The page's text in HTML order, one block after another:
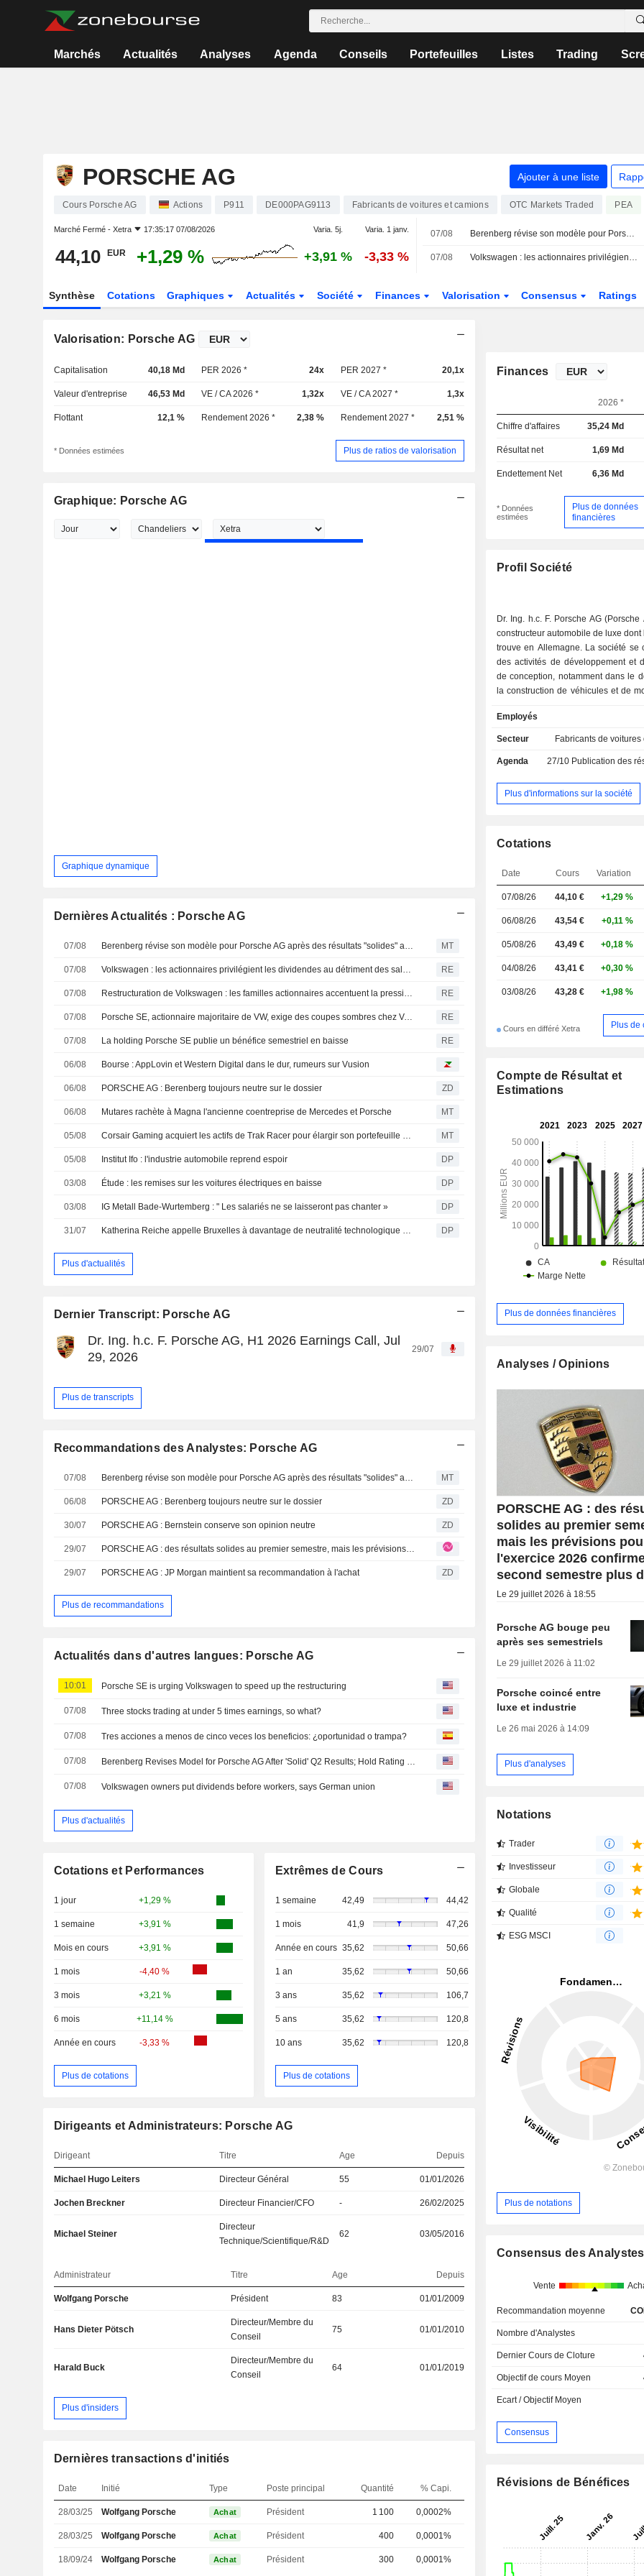
Marchés Actualités Analyses Agenda Conseils Portefeuilles Listes Trading
PORSCHE AG Ajouter à une liste
Cours Porsche AG Actions P911 DE000PAG9113 Fabricants de voitures et camions OTC Markets Traded PEA
Marché Fermé - Xetra 17:35:17 07/08/2026 Varia. 5j. Varia. 1 janv.
44,10 EUR +1,29 % +3,91 % -3,33 %
07/08 Berenberg révise son modèle pour Porsche AG après des résultats "solides" au deuxième trimestre ; recommandation "Conserver" maintenue
07/08 Volkswagen : les actionnaires privilégient les dividendes au détriment des salariés, selon le syndicat allemand IG Metall
Synthèse Cotations Graphiques Actualités Société Finances Valorisation Consensus Ratings
Valorisation: Porsche AG
Capitalisation 40,18 Md PER 2026 * 24x PER 2027 * 20,1x
Valeur d'entreprise 46,53 Md VE / CA 2026 * 1,32x VE / CA 2027 * 1,3x
Flottant 12,1 % Rendement 2026 * 2,38 % Rendement 2027 * 2,51 %
* Données estimées Plus de ratios de valorisation
Graphique: Porsche AG
Graphique dynamique
Dernières Actualités : Porsche AG
07/08 Berenberg révise son modèle pour Porsche AG après des résultats "solides" au deuxième trimestre ; recommandation "Conserver" maintenue MT
07/08 Volkswagen : les actionnaires privilégient les dividendes au détriment des salariés, selon le syndicat allemand IG Metall RE
07/08 Restructuration de Volkswagen : les familles actionnaires accentuent la pression et appellent à une action rapide RE
07/08 Porsche SE, actionnaire majoritaire de VW, exige des coupes sombres chez Volkswagen RE
07/08 La holding Porsche SE publie un bénéfice semestriel en baisse RE
06/08 Bourse : AppLovin et Western Digital dans le dur, rumeurs sur Vusion
06/08 PORSCHE AG : Berenberg toujours neutre sur le dossier ZD
06/08 Mutares rachète à Magna l'ancienne coentreprise de Mercedes et Porsche MT
05/08 Corsair Gaming acquiert les actifs de Trak Racer pour élargir son portefeuille de simulation MT
05/08 Institut Ifo : l'industrie automobile reprend espoir DP
03/08 Étude : les remises sur les voitures électriques en baisse DP
03/08 IG Metall Bade-Wurtemberg : " Les salariés ne se laisseront pas chanter » DP
31/07 Katherina Reiche appelle Bruxelles à davantage de neutralité technologique pour l'industrie automobile DP
Plus d'actualités
Dernier Transcript: Porsche AG
Dr. Ing. h.c. F. Porsche AG, H1 2026 Earnings Call, Jul
29, 2026
29/07
Plus de transcripts
Recommandations des Analystes: Porsche AG
07/08 MT
06/08 PORSCHE AG : Berenberg toujours neutre sur le dossier ZD
30/07 PORSCHE AG : Bernstein conserve son opinion neutre ZD
29/07
29/07 PORSCHE AG : JP Morgan maintient sa recommandation à l'achat ZD
Plus de recommandations
Actualités dans d'autres langues: Porsche AG
10:01 Porsche SE is urging Volkswagen to speed up the restructuring
07/08 Three stocks trading at under 5 times earnings, so what?
07/08 Tres acciones a menos de cinco veces los beneficios: ¿oportunidad o trampa?
07/08 Berenberg Revises Model for Porsche AG After 'Solid' Q2 Results; Hold Rating Maintained
07/08 Volkswagen owners put dividends before workers, says German union
Plus d'actualités
Cotations et Performances
1 jour +1,29 %
1 semaine +3,91 %
Mois en cours +3,91 %
1 mois -4,40 %
3 mois +3,21 %
6 mois +11,14 %
Année en cours -3,33 %
Plus de cotations
Extrêmes de Cours
1 semaine 42,49 44,42
1 mois 41,9 47,26
Année en cours 35,62 50,66
1 an 35,62 50,66
3 ans 35,62 106,7
5 ans 35,62 120,8
10 ans 35,62 120,8
Plus de cotations
Dirigeants et Administrateurs: Porsche AG
Dirigeant Titre Age Depuis
Michael Hugo Leiters Directeur Général 55 01/01/2026
Jochen Breckner Directeur Financier/CFO - 26/02/2025
Michael Steiner
Directeur
Technique/Scientifique/R&D
62 03/05/2016
Administrateur Titre Age Depuis
Wolfgang Porsche Président 83 01/01/2009
Hans Dieter Pötsch
Directeur/Membre du
Conseil
75 01/01/2010
Harald Buck
Directeur/Membre du
Conseil
64 01/01/2019
Plus d'insiders
Dernières transactions d'initiés
Date Initié Type Poste principal Quantité % Capi.
28/03/25 Wolfgang Porsche Achat Président 1 100 0,0002%
28/03/25 Wolfgang Porsche Achat Président 400 0,0001%
18/09/24 Wolfgang Porsche Achat Président 300 0,0001%
Finances
2026 *
Chiffre d'affaires 35,24 Md
Résultat net 1,69 Md
Endettement Net 6,36 Md
* Données
estimées
Plus de données
financières
Profil Société
Dr. Ing. h.c. F. Porsche AG (Porsche
constructeur automobile de luxe dont
trouve en Allemagne. La société se
des activités de développement et
de conception, notamment dans le
la construction de véhicules et de
pays à travers le monde grâce à un
plus de 900 concessionnaires. Outre
de location longue durée et de
ainsi que divers produits et
vente.
Employés
Secteur Fabricants de voitures
Agenda 27/10 Publication des résultats
Plus d'informations sur la société
Cotations
Date Cours Variation
07/08/26 44,10 € +1,29 %
06/08/26 43,54 € +0,11 %
05/08/26 43,49 € +0,18 %
04/08/26 43,41 € +0,30 %
03/08/26 43,28 € +1,98 %
Cours en différé Xetra Plus de
Compte de Résultat et
Estimations
Plus de données financières
Analyses / Opinions
PORSCHE AG : des
solides au premier
mais les prévisions
l'exercice 2026
second semestre plus
Le 29 juillet 2026 à 18:55
Porsche AG bouge peu
après ses semestriels
Le 29 juillet 2026 à 11:02
Porsche coincé entre
luxe et industrie
Le 26 mai 2026 à 14:09
Plus d'analyses
Notations
Trader
Investisseur
Globale
Qualité
ESG MSCI
Plus de notations
Consensus des Analystes
Vente
Recommandation moyenne
Nombre d'Analystes
Dernier Cours de Cloture
Objectif de cours Moyen
Ecart / Objectif Moyen
Consensus
Révisions de Bénéfices